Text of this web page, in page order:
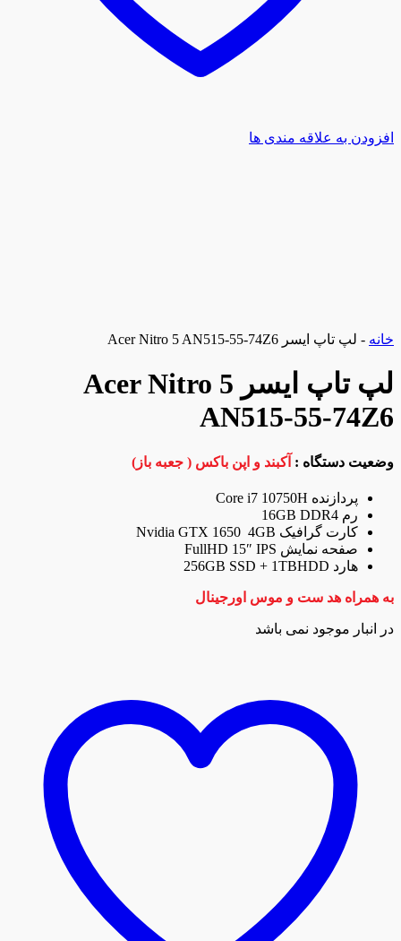
افزودن به علاقه مندی ها
خانه - لپ تاپ ایسر Acer Nitro 5 AN515-55-74Z6
لپ تاپ ایسر Acer Nitro 5
AN515-55-74Z6
وضعیت دستگاه : آکبند و اپن باکس ( جعبه باز)
پردازنده Core i7 10750H
رم 16GB DDR4
کارت گرافیک Nvidia GTX 1650 4GB
صفحه نمایش FullHD 15″ IPS
هارد 256GB SSD + 1TBHDD
به همراه هد ست و موس اورجینال
در انبار موجود نمی باشد